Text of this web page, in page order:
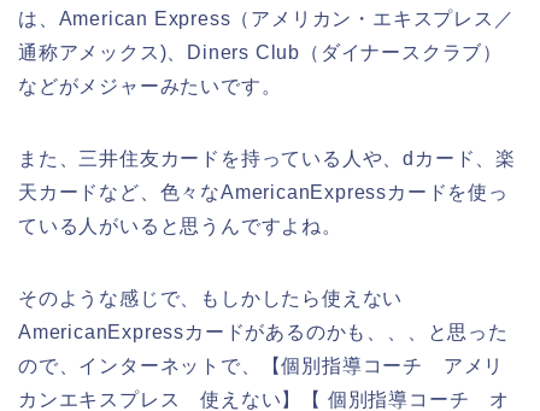
は、American Express（アメリカン・エキスプレス／
通称アメックス)、Diners Club（ダイナースクラブ）
などがメジャーみたいです。
また、三井住友カードを持っている人や、dカード、楽
天カードなど、色々なAmericanExpressカードを使っ
ている人がいると思うんですよね。
そのような感じで、もしかしたら使えない
AmericanExpressカードがあるのかも、、、と思った
ので、インターネットで、【個別指導コーチ アメリ
カンエキスプレス 使えない】【 個別指導コーチ オ